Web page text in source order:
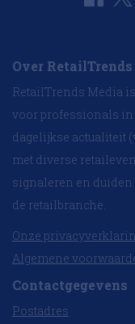
Over
RetailTrends Media
voor professionals in
dagelijkse actualiteit
met diverse
signaleren en
de retailbranche.
Onze
Algemene
Contactgegevens
Postadres